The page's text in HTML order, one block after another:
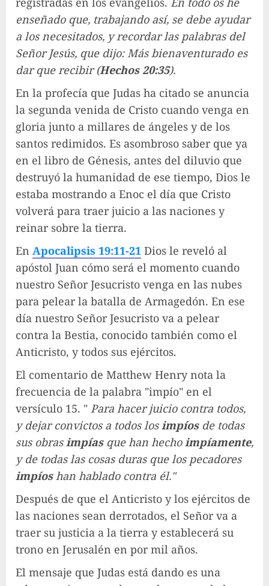
enseñado que, trabajando así, se debe ayudar
a los necesitados, y recordar las palabras del
Señor Jesús, que dijo: Más bienaventurado es
dar que recibir (Hechos 20:35).
En la profecía que Judas ha citado se anuncia
la segunda venida de Cristo cuando venga en
gloria junto a millares de ángeles y de los
santos redimidos. Es asombroso saber que ya
en el libro de Génesis, antes del diluvio que
destruyó la humanidad de ese tiempo, Dios le
estaba mostrando a Enoc el día que Cristo
volverá para traer juicio a las naciones y
reinar sobre la tierra.
En Apocalipsis 19:11-21 Dios le reveló al
apóstol Juan cómo será el momento cuando
nuestro Señor Jesucristo venga en las nubes
para pelear la batalla de Armagedón. En ese
día nuestro Señor Jesucristo va a pelear
contra la Bestia, conocido también como el
Anticristo, y todos sus ejércitos.
El comentario de Matthew Henry nota la
frecuencia de la palabra "impío" en el
versículo 15. " Para hacer juicio contra todos,
y dejar convictos a todos los impíosde todas
sus obras impíasque han hecho impíamente,
y de todas las cosas duras que los pecadores
impíoshan hablado contra él."
Después de que el Anticristo y los ejércitos de
las naciones sean derrotados, el Señor va a
traer su justicia a la tierra y establecerá su
trono en Jerusalén en por mil años.
El mensaje que Judas está dando es una